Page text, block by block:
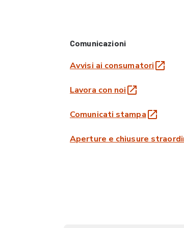
Comunicazioni
Avvisi ai consumatori
Lavora con noi
Comunicati stampa
Aperture e chiusure